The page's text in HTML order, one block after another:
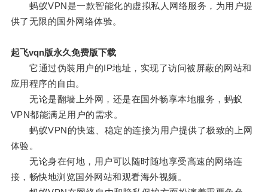
蚂蚁VPN是一款智能化的虚拟私人网络服务，为用户提
供了无限的国外网络体验。
起飞vqn版永久免费版下载
它通过伪装用户的IP地址，实现了访问被屏蔽的网站和
应用程序的自由。
无论是翻墙上外网，还是在国外畅享本地服务，蚂蚁
VPN都能满足用户的需求。
蚂蚁VPN的快速、稳定的连接为用户提供了极致的上网
体验。
无论身在何地，用户可以随时随地享受高速的网络连
接，畅快地浏览国外网站和观看海外视频。